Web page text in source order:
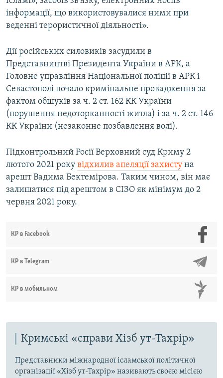
інформації, що використовувалися ними при
веденні терористичної діяльності».
Дії російських силовиків засудили в
Представництві Президента України в АРК, а
Головне управління Національної поліції в АРК і
Севастополі почало кримінальне провадження за
фактом обшуків за ч. 2 ст. 162 КК України
(порушення недоторканності житла) і за ч. 2 ст. 146
КК України (незаконне позбавлення волі).
Підконтрольний Росії Верховний суд Криму 2
лютого 2021 року відхилив апеляції захисту на
арешт Вадима Бектемірова. Таким чином, він має
залишатися під арештом в СІЗО як мінімум до 2
червня 2021 року.
КР в Facebook
КР в Telegram
КР в мобильном
Кримські «справи Хізб ут-Тахрір»
Представники міжнародної ісламської політичної
організації «Хізб ут-Тахрір» називають своєю місією